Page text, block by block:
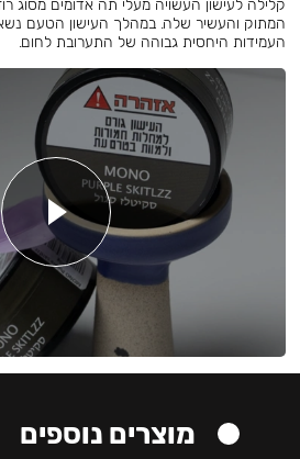
קלילה לעישון העשויה מעלי תה אדומים מסוג
המתוק והעשיר שלה. במהלך העישון הטעם
העמידות היחסית גבוהה של התערובת לחום.
מוצרים נוספים